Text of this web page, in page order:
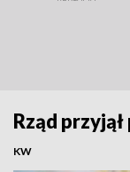
Rząd
KW